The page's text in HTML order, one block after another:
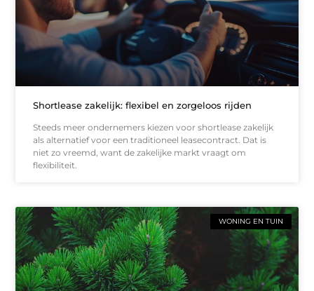
Shortlease zakelijk: flexibel en zorgeloos rijden
Steeds meer ondernemers kiezen voor shortlease zakelijk
als alternatief voor een traditioneel leasecontract. Dat is
niet zo vreemd, want de zakelijke markt vraagt om
flexibiliteit.
WONING EN TUIN